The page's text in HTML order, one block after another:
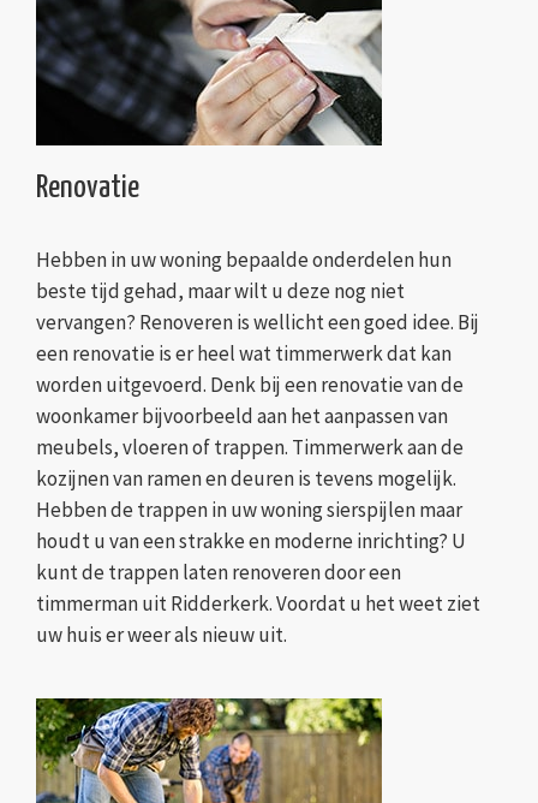
Renovatie
Hebben in uw woning bepaalde onderdelen hun
beste tijd gehad, maar wilt u deze nog niet
vervangen? Renoveren is wellicht een goed idee. Bij
een renovatie is er heel wat timmerwerk dat kan
worden uitgevoerd. Denk bij een renovatie van de
woonkamer bijvoorbeeld aan het aanpassen van
meubels, vloeren of trappen. Timmerwerk aan de
kozijnen van ramen en deuren is tevens mogelijk.
Hebben de trappen in uw woning sierspijlen maar
houdt u van een strakke en moderne inrichting? U
kunt de trappen laten renoveren door een
timmerman uit Ridderkerk. Voordat u het weet ziet
uw huis er weer als nieuw uit.